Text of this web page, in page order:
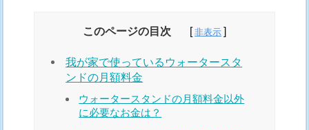
このページの目次
我が家で使っているウォータースタ
ンドの月額料金
ウォータースタンドの月額料金以外
に必要なお金は？